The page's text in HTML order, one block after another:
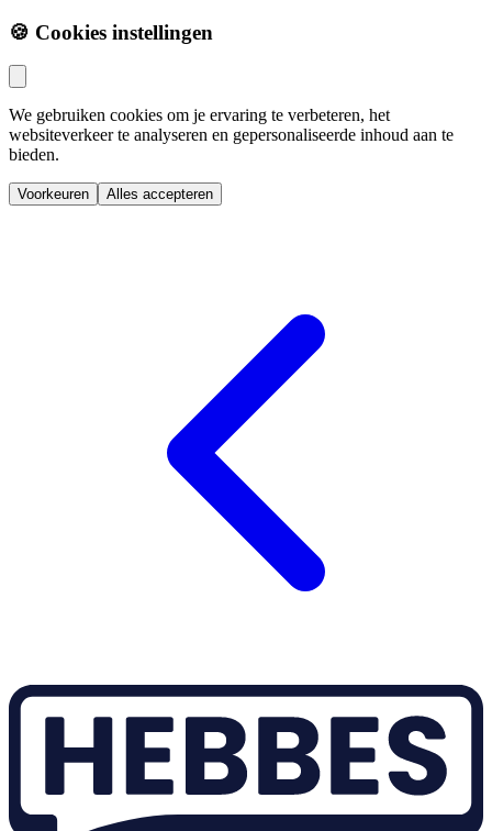
🍪 Cookies instellingen
We gebruiken cookies om je ervaring te verbeteren, het
websiteverkeer te analyseren en gepersonaliseerde inhoud aan te
bieden.
Voorkeuren Alles accepteren